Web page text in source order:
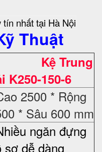
Thuật
Kệ Trung
K250-150-6
2500 * Rộng
* Sâu 600 mm
ngăn đựng
sơ dễ dàng